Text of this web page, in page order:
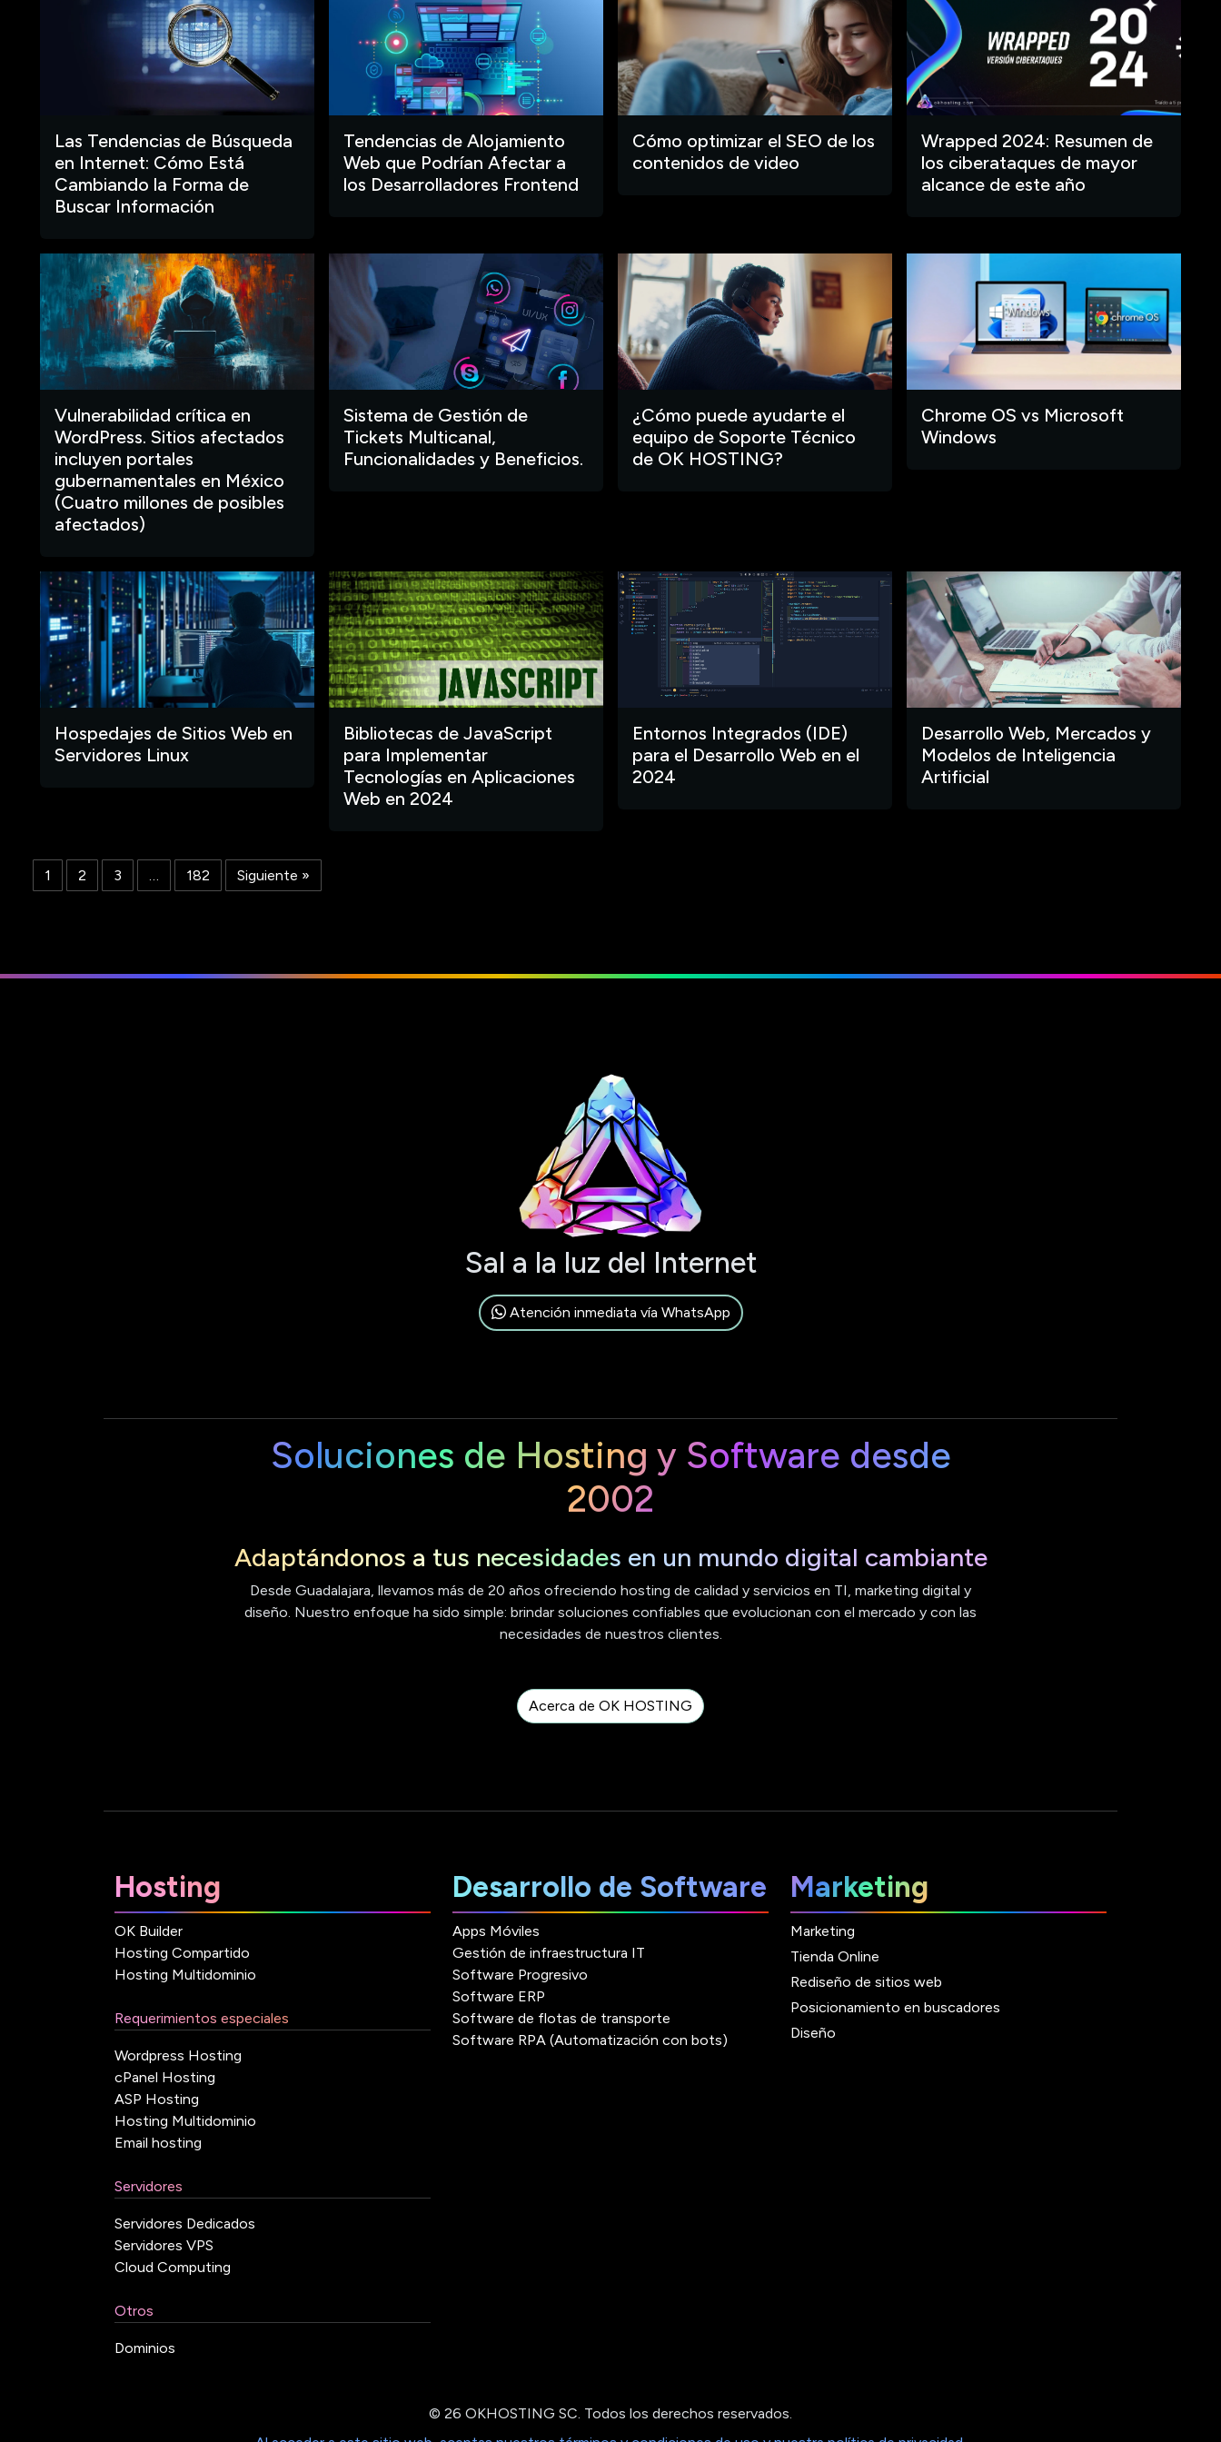
Las Tendencias de Búsqueda
en Internet: Cómo Está
Cambiando la Forma de
Buscar Información
Tendencias de Alojamiento
Web que Podrían Afectar a
los Desarrolladores Frontend
Cómo optimizar el SEO de los
contenidos de video
Wrapped 2024: Resumen de
los ciberataques de mayor
alcance de este año
Vulnerabilidad crítica en
WordPress. Sitios afectados
incluyen portales
gubernamentales en México
(Cuatro millones de posibles
afectados)
Sistema de Gestión de
Tickets Multicanal,
Funcionalidades y Beneficios.
¿Cómo puede ayudarte el
equipo de Soporte Técnico
de OK HOSTING?
Chrome OS vs Microsoft
Windows
Hospedajes de Sitios Web en
Servidores Linux
Bibliotecas de JavaScript
para Implementar
Tecnologías en Aplicaciones
Web en 2024
Entornos Integrados (IDE)
para el Desarrollo Web en el
2024
Desarrollo Web, Mercados y
Modelos de Inteligencia
Artificial
1 2 3 … 182 Siguiente »
Sal a la luz del Internet
Atención inmediata vía WhatsApp
Soluciones de Hosting y Software desde
2002
Adaptándonos a tus necesidades en un mundo digital cambiante
Desde Guadalajara, llevamos más de 20 años ofreciendo hosting de calidad y servicios en TI, marketing digital y
diseño. Nuestro enfoque ha sido simple: brindar soluciones confiables que evolucionan con el mercado y con las
necesidades de nuestros clientes.
Acerca de OK HOSTING
Hosting
OK Builder
Hosting Compartido
Hosting Multidominio
Requerimientos especiales
Wordpress Hosting
cPanel Hosting
ASP Hosting
Hosting Multidominio
Email hosting
Servidores
Servidores Dedicados
Servidores VPS
Cloud Computing
Otros
Dominios
Desarrollo de Software
Apps Móviles
Gestión de infraestructura IT
Software Progresivo
Software ERP
Software de flotas de transporte
Software RPA (Automatización con bots)
Marketing
Marketing
Tienda Online
Rediseño de sitios web
Posicionamiento en buscadores
Diseño
© 26 OKHOSTING SC. Todos los derechos reservados.